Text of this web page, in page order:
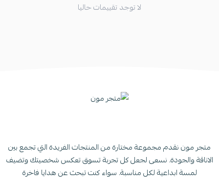
لا توجد تقييمات حاليا
متجر مون نقدم مجموعة مختارة من المنتجات الفريدة التي تجمع بين
الاناقة والجودة. نسعى لجعل كل تجربة تسوق تعكس شخصيتك وتضيف
لمسة ابداعية لكل مناسبة. سواء كنت تبحث عن هدايا فاخرة